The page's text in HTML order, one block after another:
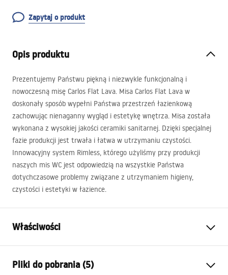
Zapytaj o produkt
Opis produktu
Prezentujemy Państwu piękną i niezwykle funkcjonalną i
nowoczesną misę Carlos Flat Lava. Misa Carlos Flat Lava w
doskonały sposób wypełni Państwa przestrzeń łazienkową
zachowując nienaganny wygląd i estetykę wnętrza. Misa została
wykonana z wysokiej jakości ceramiki sanitarnej. Dzięki specjalnej
fazie produkcji jest trwała i łatwa w utrzymaniu czystości.
Innowacyjny system Rimless, którego użyliśmy przy produkcji
naszych mis WC jest odpowiedzią na wszystkie Państwa
dotychczasowe problemy związane z utrzymaniem higieny,
czystości i estetyki w łazience.
Właściwości
System spłukiwania:
Pliki do pobrania (5)